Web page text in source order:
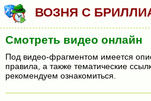
ВОЗНЯ С
Смотреть видео онлайн
Под видео-фрагментом имеется
правила, а также тематические
рекомендуем ознакомиться.